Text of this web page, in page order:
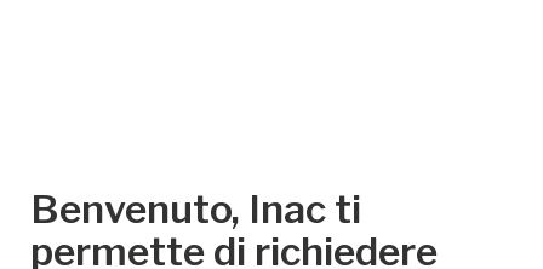
Benvenuto, Inac ti
permette di richiedere